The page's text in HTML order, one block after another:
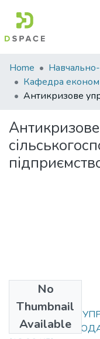
Communities
&
Collections
Statistics
Home
No
Thumbnail
Available
АНТИКРИЗОВЕ